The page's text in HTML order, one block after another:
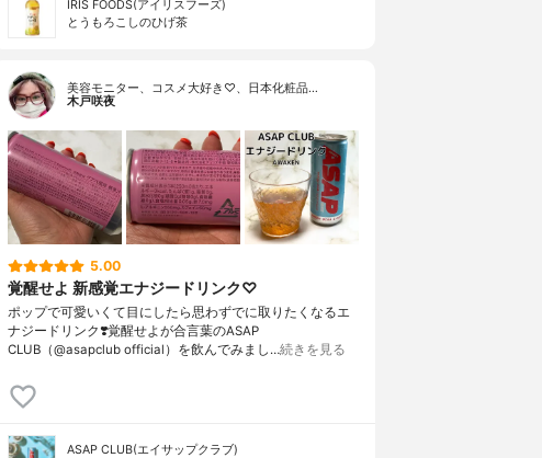
IRIS FOODS(アイリスフーズ)
とうもろこしのひげ茶
美容モニター、コスメ大好き♡、日本化粧品…
木戸咲夜
5.00
覚醒せよ 新感覚エナジードリンク♡
ポップで可愛いくて目にしたら思わずでに取りたくなるエ
ナジードリンク❣️覚醒せよが合言葉のASAP
CLUB（@asapclub official）を飲んでみまし…続きを見る
ASAP CLUB(エイサップクラブ)